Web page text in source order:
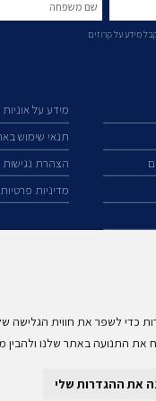
כדי לשפר את חווית הגלישה
התנועה באתר שלנו ולהבין
את ההגדרות שלי
מידע על קרוזים
מידע על אוניות
תנאי שימוש
הצהרת נגישות
מדיניות פרטיות
להמחשה בלבד